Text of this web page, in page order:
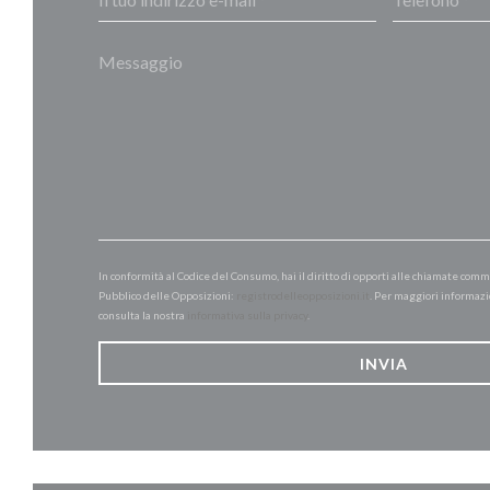
In conformità al Codice del Consumo, hai il diritto di opporti alle chiamate
Pubblico delle Opposizioni:
. Per maggiori
consulta la nostra